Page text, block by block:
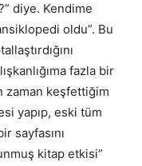
diye. Kendime
oldu”. Bu
fazla bir
zaman keşfettiğim
yapıp, eski tüm
sayfasını
kitap etkisi”